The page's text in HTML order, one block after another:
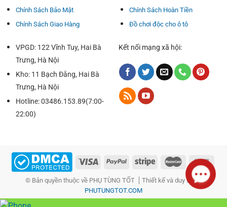
Chính Sách Bảo Mật
Chính Sách Giao Hàng
Chính Sách Hoàn Tiền
Đồ chơi độc cho ô tô
VPGD: 122 Vĩnh Tuy, Hai Bà
Trưng, Hà Nội
Kho: 11 Bạch Đằng, Hai Bà
Trưng, Hà Nội
Hotline: 03486.153.89(7:00-
22:00)
Kết nối mạng xã hội:
© Bản quyền thuộc về PHỤ TÙNG TỐT
Thiết kế và duy trì bởi
PHUTUNGTOT.COM